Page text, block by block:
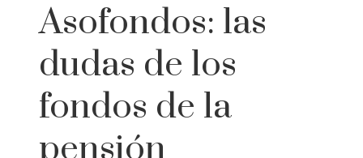
Asofondos: las
dudas de los
fondos de la
pensión